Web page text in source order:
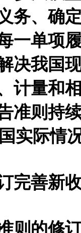
务、确
一单项
我国现
计量和
准则持
实际情
善新收
的修订